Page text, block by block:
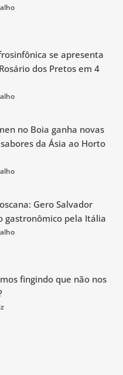
se apresenta
dos Pretos em 4
no Boia ganha novas
da Ásia ao Horto
Gero Salvador
gastronômico pela Itália
fingindo que não nos